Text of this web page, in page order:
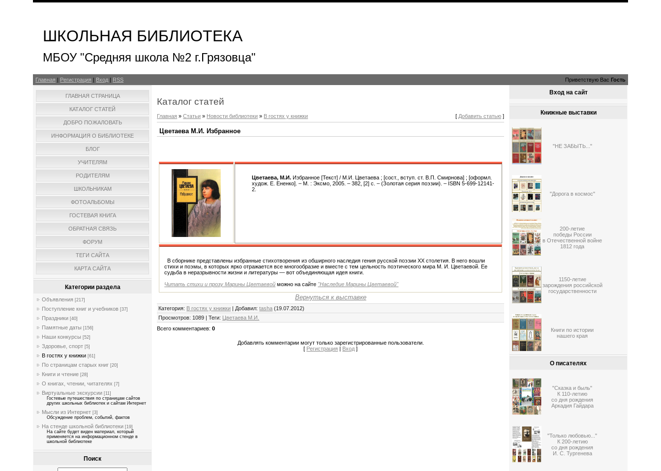
ШКОЛЬНАЯ БИБЛИОТЕКА
МБОУ "Средняя школа №2 г.Грязовца"
Главная Регистрация Вход RSS Приветствую Вас Гость
ГЛАВНАЯ СТРАНИЦА
КАТАЛОГ СТАТЕЙ
ДОБРО ПОЖАЛОВАТЬ
ИНФОРМАЦИЯ О БИБЛИОТЕКЕ
БЛОГ
УЧИТЕЛЯМ
РОДИТЕЛЯМ
ШКОЛЬНИКАМ
ФОТОАЛЬБОМЫ
ГОСТЕВАЯ КНИГА
ОБРАТНАЯ СВЯЗЬ
ФОРУМ
ТЕГИ САЙТА
КАРТА САЙТА
Категории раздела
Объявления [217]
Поступление книг и учебников [37]
Праздники [40]
Памятные даты [156]
Наши конкурсы [52]
Здоровье, спорт [5]
В гостях у книжки [61]
По страницам старых книг [20]
Книги и чтение [28]
О книгах, чтении, читателях [7]
Виртуальные экскурсии [11]
Гостевые путешествия по страницам сайтов
других школьных библиотек и сайтам Интернет
Мысли из Интернет [3]
Обсуждение проблем, событий, фактов
На стенде школьной библиотеки [19]
На сайте будет виден материал, который
применяется на информационном стенде в
школьной библиотеке
Поиск
Каталог статей
Главная »Статьи » Новости библиотеки » В гостях у книжки [ Добавить статью ]
Цветаева М.И. Избранное
Цветаева, М.И. Избранное [Текст] / М.И. Цветаева ; [сост., вступ. ст. В.П. Смирнова] ; [оформл.
худож. Е. Ененко]. – М. : Эксмо, 2005. – 382, [2] c. – (Золотая серия поэзии). – ISBN 5-699-12141-
2.
В сборнике представлены избранные стихотворения из обширного наследия гения русской поэзии XX столетия. В него вошли
стихи и поэмы, в которых ярко отражается все многообразие и вместе с тем цельность поэтического мира М. И. Цветаевой. Ее
судьба в неразрывности жизни и литературы — вот объединяющая идея книги.
Читать стихи и прозу Марины Цветаевой можно на сайте "Наследие Марины Цветаевой"
Вернуться к выставке
Категория: В гостях у книжки | Добавил: tasha (19.07.2012)
Просмотров: 1089 |Теги: Цветаева М.И.
Всего комментариев:0
Добавлять комментарии могут только зарегистрированные пользователи.
[ Регистрация | Вход ]
Вход на сайт
Книжные выставки
"НЕ ЗАБЫТЬ..."
"Дорога в космос"
200-летие
победы России
в Отечественной войне
1812 года
1150-летие
зарождения российской
государственности
Книги по истории
нашего края
О писателях
"Сказка и быль"
К 110-летию
со дня рождения
Аркадия Гайдара
"Только любовью..."
К 200-летию
со дня рождения
И. С. Тургенева